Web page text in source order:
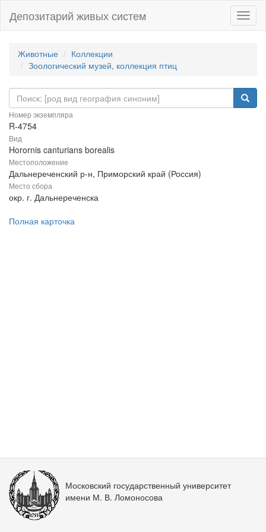
Депозитарий живых систем
Животные
Коллекции
Зоологический музей, коллекция птиц
Номер экземпляра
R-4754
Вид
Horornis canturians borealis
Местоположение
Дальнереченский р-н, Приморский край (Россия)
Место сбора
окр. г. Дальнереченска
Полная карточка
Московский государственный университет
имени М. В. Ломоносова